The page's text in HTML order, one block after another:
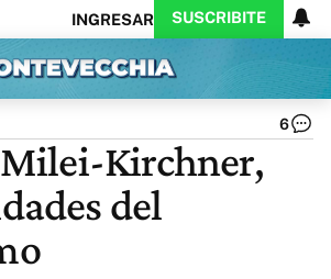
INGRESAR SUSCRIBITE
Ahora
Opinión
Arte
Educación
Clima
Exitoina
Córdoba
6
Milei-Kirchner,
del